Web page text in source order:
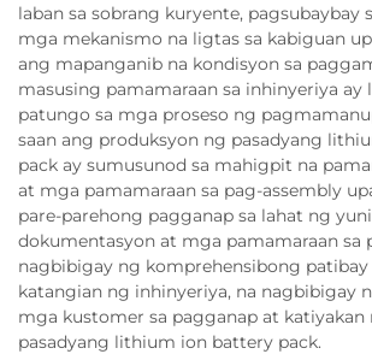
laban sa sobrang kuryente, pagsubaybay
mga mekanismo na ligtas sa kabiguan
ang mapanganib na kondisyon sa
masusing pamamaraan sa inhinyeriya ay
patungo sa mga proseso ng
saan ang produksyon ng pasadyang
pack ay sumusunod sa mahigpit na
at mga pamamaraan sa pag-assembly
pare-parehong pagganap sa lahat ng
dokumentasyon at mga pamamaraan sa
nagbibigay ng komprehensibong
katangian ng inhinyeriya, na nagbibigay
mga kustomer sa pagganap at katiyakan
pasadyang lithium ion battery pack.